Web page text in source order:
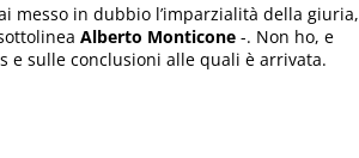
messo in dubbio l’imparzialità della giuria,
Alberto Monticone -. Non ho, e
e sulle conclusioni alle quali è arrivata.